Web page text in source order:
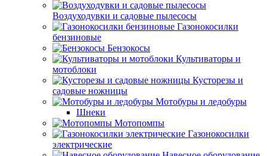
Воздуходувки и садовые пылесосы
Газонокосилки
бензиновые
Бензокосы
Культиваторы и
мотоблоки
Кусторезы и
садовые ножницы
Мотобуры и ледобуры
Шнеки
Мотопомпы
Газонокосилки
электрические